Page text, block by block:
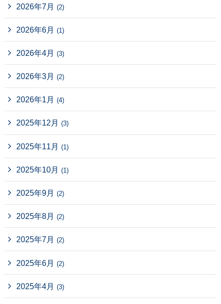
2026年7月 (2)
2026年6月 (1)
2026年4月 (3)
2026年3月 (2)
2026年1月 (4)
2025年12月 (3)
2025年11月 (1)
2025年10月 (1)
2025年9月 (2)
2025年8月 (2)
2025年7月 (2)
2025年6月 (2)
2025年4月 (3)